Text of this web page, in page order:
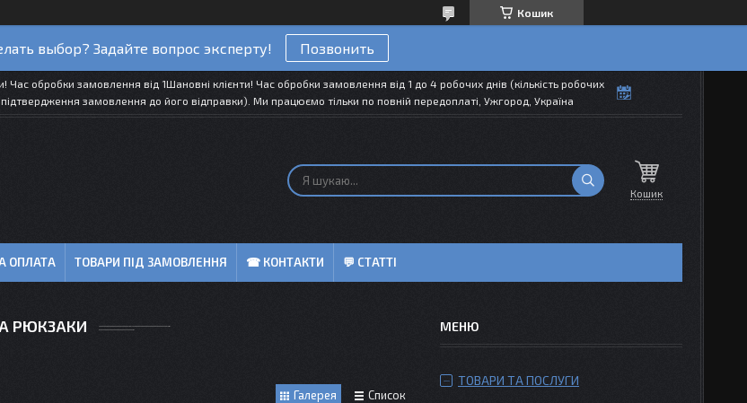
Кошик
выбор? Задайте вопрос эксперту! Позвонить
Час обробки замовлення від 1Шановні клієнти! Час обробки замовлення від 1 до 4 робочих днів (кількість робочих
замовлення до його відправки). Ми працюємо тільки по повній передоплаті, Ужгород, Україна
Кошик
ОПЛАТА ТОВАРИ ПІД ЗАМОВЛЕННЯ ☎ КОНТАКТИ 💬 СТАТТІ
РЮКЗАКИ
Галерея Список
ТОВАРИ ТА ПОСЛУГИ